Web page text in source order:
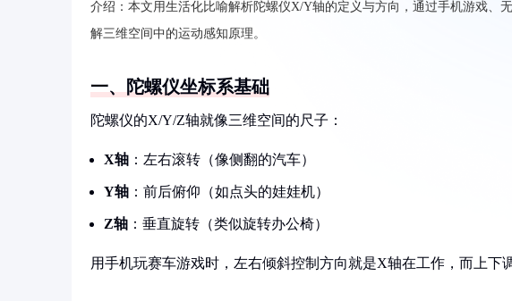
介绍： 本文用生活化比喻解析陀螺仪X/Y轴的定义与方向，通过手机游戏、
解三维空间中的运动感知原理。
一、陀螺仪坐标系基础
陀螺仪的X/Y/Z轴就像三维空间的尺子：
X轴 ：左右滚转（像侧翻的汽车）
Y轴 ：前后俯仰（如点头的娃娃机）
Z轴 ：垂直旋转（类似旋转办公椅）
用手机玩赛车游戏时，左右倾斜控制方向就是X轴在工作，而上下